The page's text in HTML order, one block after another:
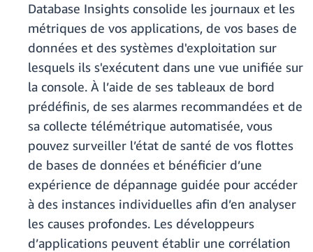
Database Insights consolide les journaux et les
métriques de vos applications, de vos bases de
données et des systèmes d'exploitation sur
lesquels ils s'exécutent dans une vue unifiée sur
la console. À l’aide de ses tableaux de bord
prédéfinis, de ses alarmes recommandées et de
sa collecte télémétrique automatisée, vous
pouvez surveiller l’état de santé de vos flottes
de bases de données et bénéficier d’une
expérience de dépannage guidée pour accéder
à des instances individuelles afin d’en analyser
les causes profondes. Les développeurs
d’applications peuvent établir une corrélation